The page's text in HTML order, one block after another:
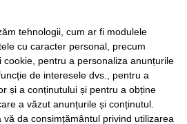
2026, în Timișoara?
schimbă serile de acasă, fără
tehnologii, cum ar fi modulele
cu caracter personal, precum
cookie, pentru a personaliza anunțurile
de interesele dvs., pentru a
și a conținutului și pentru a obține
a văzut anunțurile și conținutul.
da consimțământul privind utilizarea